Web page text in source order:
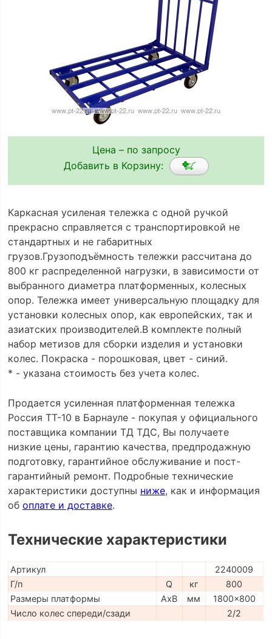
Цена – по запросу
Добавить в Корзину:
Каркасная усиленая тележка с одной ручкой
прекрасно справляется с транспортировкой не
стандартных и не габаритных
грузов.Грузоподъёмность тележки рассчитана до
800 кг распределенной нагрузки, в зависимости от
выбранного диаметра платформенных, колесных
опор. Тележка имеет универсальную площадку для
установки колесных опор, как европейских, так и
азиатских производителей.В комплекте полный
набор метизов для сборки изделия и установки
колес. Покраска - порошковая, цвет - синий.
* - указана стоимость без учета колес.
Продается усиленная платформенная тележка
Россия ТТ-10 в Барнауле - покупая у официального
поставщика компании ТД ТДС, Вы получаете
низкие цены, гарантию качества, предпродажную
подготовку, гарантийное обслуживание и пост-
гарантийный ремонт. Подробные технические
характеристики доступны ниже, как и информация
об оплате и доставке.
Технические характеристики
Артикул
2240009
Г/п
Q кг
800
Размеры платформы
AxB мм
1800x800
Число колес спереди/сзади
2/2